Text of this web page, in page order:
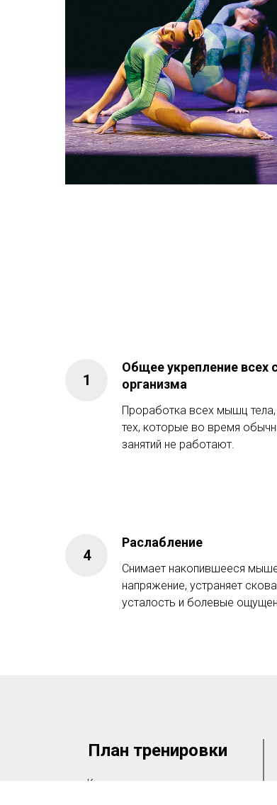
Общее укрепление всех
организма
Проработка всех мышц
тех, которые во время
занятий не работают.
Раслабление
Снимает накопившееся
напряжение, устраняет
усталость и болевые
План тренировки
Каждое занятие начинается с